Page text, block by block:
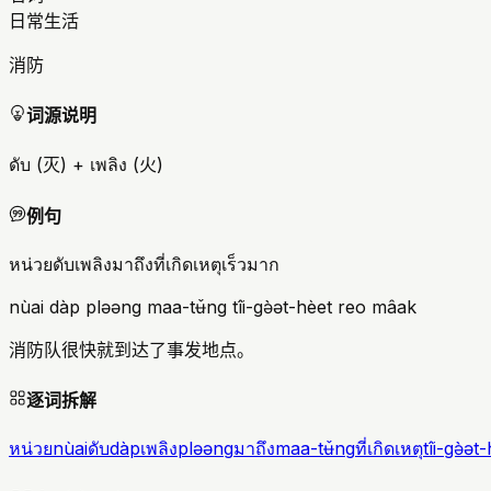
日常生活
消防
词源说明
ดับ (灭) + เพลิง (火)
例句
หน่วยดับเพลิงมาถึงที่เกิดเหตุเร็วมาก
nùai dàp pləəng maa-tʉ̌ng tîi-gə̀ət-hèet reo mâak
消防队很快就到达了事发地点。
逐词拆解
หน่วยnùaiดับdàpเพลิงpləəngมาถึงmaa-tʉ̌ngที่เกิดเหตุtîi-gə̀ət-